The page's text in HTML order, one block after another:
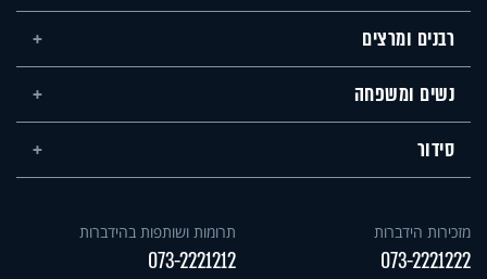
רבנים ומרצים
נשים ומשפחה
סידור
מזכירות הידברות
073-2221222
תרומות ושותפות בהידברות
073-2221212